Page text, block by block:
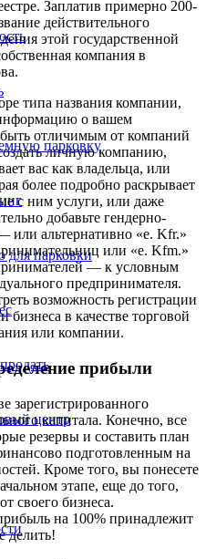
парковку
для парковки
центр
Заплатив примерно 200-
действительного
этой государственной
компания в
типа названия компании,
о вашем
быть отличимым от компаний
личную компанию,
вас как владельца, или
более подробно раскрывает
с ним услуги, или даже
добавьте гендерно-
альтернативно «e. Kfr.»
или «e. Kfm.»
— к условным
предпринимателя.
возможность регистрации
в качестве торговой
или компании.
прибыли
зарегистрированного
капитала. Конечно, все
резервы и составить план
подготовленным на
Кроме того, вы понесете
этапе, еще до того,
своего бизнеса.
на 100% принадлежит
делить!